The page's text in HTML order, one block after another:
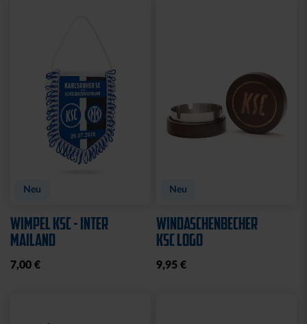
Neu
WIMPEL KSC - INTER
MAILAND
7,00 €
Neu
WINDASCHENBECHER
KSC LOGO
9,95 €